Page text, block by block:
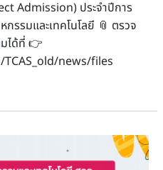
Admission) ประจำปีการ
รรมและเทคโนโลยี 📎 ตรวจ
มได้ที่ 👉
news/files
ชื่อผู้ผ่านการคัดเลือกและมีสิทธิ์